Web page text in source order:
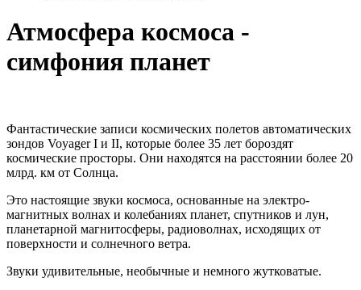
Атмосфера космоса -
симфония планет
Фантастические записи космических полетов автоматических
зондов Voyager I и II, которые более 35 лет бороздят
космические просторы. Они находятся на расстоянии более 20
млрд. км от Солнца.
Это настоящие звуки космоса, основанные на электро-
магнитных волнах и колебаниях планет, спутников и лун,
планетарной магнитосферы, радиоволнах, исходящих от
поверхности и солнечного ветра.
Звуки удивительные, необычные и немного жутковатые.